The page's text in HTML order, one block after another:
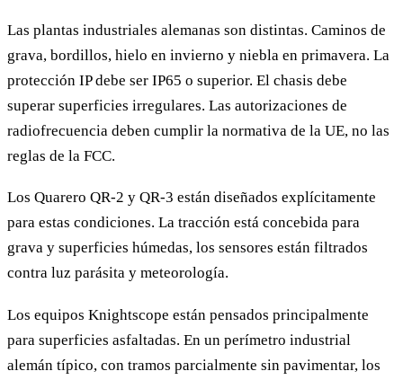
Las plantas industriales alemanas son distintas. Caminos de
grava, bordillos, hielo en invierno y niebla en primavera. La
protección IP debe ser IP65 o superior. El chasis debe
superar superficies irregulares. Las autorizaciones de
radiofrecuencia deben cumplir la normativa de la UE, no las
reglas de la FCC.
Los Quarero QR-2 y QR-3 están diseñados explícitamente
para estas condiciones. La tracción está concebida para
grava y superficies húmedas, los sensores están filtrados
contra luz parásita y meteorología.
Los equipos Knightscope están pensados principalmente
para superficies asfaltadas. En un perímetro industrial
alemán típico, con tramos parcialmente sin pavimentar, los